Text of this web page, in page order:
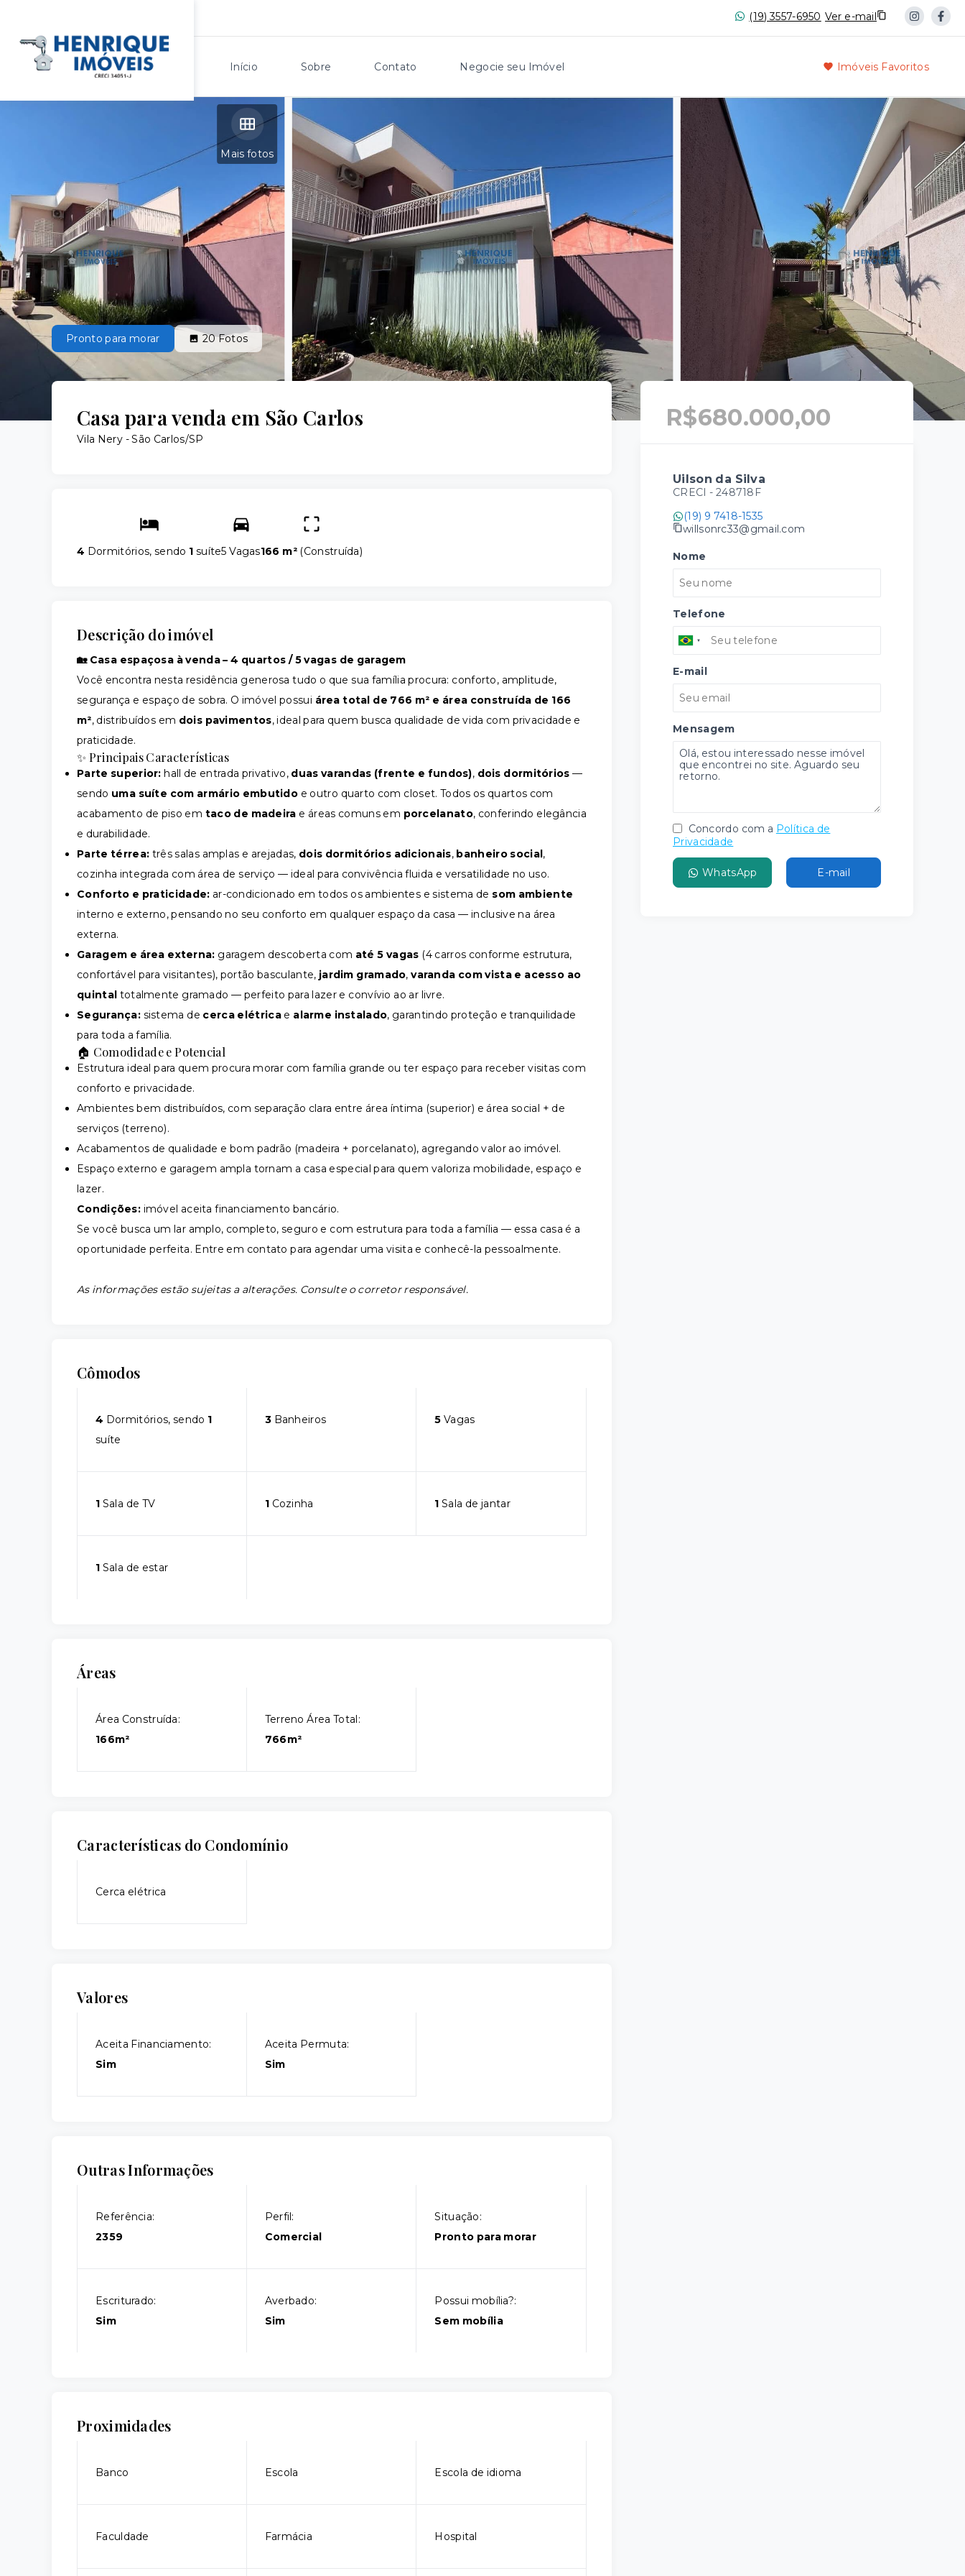
(19) 3557-6950 Ver e-mail
Início Sobre Contato Negocie seu Imóvel Imóveis Favoritos
Mais fotos
Pronto para morar 20Fotos
Casa para venda em São Carlos
Vila Nery - São Carlos/SP
4 Dormitórios, sendo 1 suíte5 Vagas166 m² (Construída)
Descrição do imóvel
🏡 Casa espaçosa à venda – 4 quartos / 5 vagas de garagem
Você encontra nesta residência generosa tudo o que sua família procura: conforto, amplitude,
segurança e espaço de sobra. O imóvel possui área total de 766 m² e área construída de 166
m², distribuídos em dois pavimentos, ideal para quem busca qualidade de vida com privacidade e
praticidade.
✨ Principais Características
Parte superior: hall de entrada privativo, duas varandas (frente e fundos), dois dormitórios —
sendo uma suíte com armário embutido e outro quarto com closet. Todos os quartos com
acabamento de piso em taco de madeira e áreas comuns em porcelanato, conferindo elegância
e durabilidade.
Parte térrea: três salas amplas e arejadas, dois dormitórios adicionais, banheiro social,
cozinha integrada com área de serviço — ideal para convivência fluida e versatilidade no uso.
Conforto e praticidade: ar-condicionado em todos os ambientes e sistema de som ambiente
interno e externo, pensando no seu conforto em qualquer espaço da casa — inclusive na área
externa.
Garagem e área externa: garagem descoberta com até 5 vagas (4 carros conforme estrutura,
confortável para visitantes), portão basculante, jardim gramado,varanda com vista e acesso ao
quintal totalmente gramado — perfeito para lazer e convívio ao ar livre.
Segurança: sistema de cerca elétricae alarme instalado, garantindo proteção e tranquilidade
para toda a família.
🏠 Comodidade e Potencial
Estrutura ideal para quem procura morar com família grande ou ter espaço para receber visitas com
conforto e privacidade.
Ambientes bem distribuídos, com separação clara entre área íntima (superior) e área social + de
serviços (terreno).
Acabamentos de qualidade e bom padrão (madeira + porcelanato), agregando valor ao imóvel.
Espaço externo e garagem ampla tornam a casa especial para quem valoriza mobilidade, espaço e
lazer.
Condições: imóvel aceita financiamento bancário.
Se você busca um lar amplo, completo, seguro e com estrutura para toda a família — essa casa é a
oportunidade perfeita. Entre em contato para agendar uma visita e conhecê-la pessoalmente.
As informações estão sujeitas a alterações. Consulte o corretor responsável.
Cômodos
4 Dormitórios, sendo 1
suíte
3Banheiros 5 Vagas
1 Sala de TV 1Cozinha 1 Sala de jantar
1 Sala de estar
Áreas
Área Construída:
166m²
Terreno Área Total:
766m²
Características do Condomínio
Cerca elétrica
Valores
Aceita Financiamento:
Sim
Aceita Permuta:
Sim
Outras Informações
Referência:
2359
Perfil:
Comercial
Situação:
Pronto para morar
Escriturado:
Sim
Averbado:
Sim
Possui mobília?:
Sem mobília
Proximidades
Banco Escola Escola de idioma
Faculdade Farmácia Hospital
R$680.000,00
Uilson da Silva
CRECI - 248718F
(19) 9 7418-1535
willsonrc33@gmail.com
Nome
Telefone
E-mail
Mensagem
Concordo com a Política de
Privacidade
WhatsApp E-mail